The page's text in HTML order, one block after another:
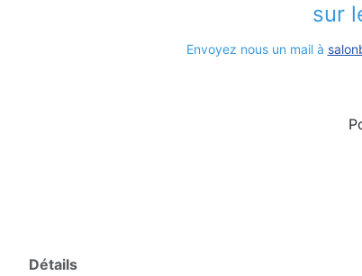
sur
Envoyez nous un mail à
Détails